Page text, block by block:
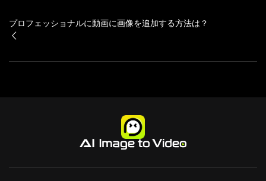
プロフェッショナルに動画に画像を追加する方法は？